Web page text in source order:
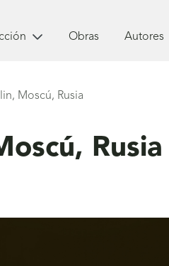
Obras Autores
Moscú, Rusia
Rusia